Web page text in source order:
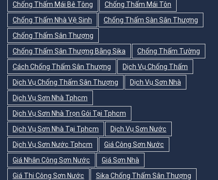
Chống Thấm Mái Bê Tông
Chống Thấm Mái Tôn
Chống Thấm Nhà Vệ Sinh
Chống Thấm Sàn Sân Thượng
Chống Thấm Sân Thượng
Chống Thấm Sân Thượng Bằng Sika
Chống Thấm Tường
Cách Chống Thấm Sân Thượng
Dịch Vụ Chống Thấm
Dịch Vụ Chống Thấm Sân Thượng
Dịch Vụ Sơn Nhà
Dịch Vụ Sơn Nhà Tphcm
Dịch Vụ Sơn Nhà Trọn Gói Tại Tphcm
Dịch Vụ Sơn Nhà Tại Tphcm
Dịch Vụ Sơn Nước
Dịch Vụ Sơn Nước Tphcm
Giá Công Sơn Nước
Giá Nhân Công Sơn Nước
Giá Sơn Nhà
Giá Thi Công Sơn Nước
Sika Chống Thấm Sân Thượng